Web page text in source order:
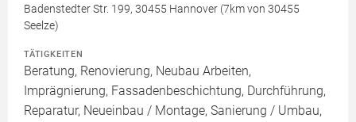
Badenstedter Str. 199, 30455 Hannover (7km von 30455
Seelze)
TÄTIGKEITEN
Beratung, Renovierung, Neubau Arbeiten,
Imprägnierung, Fassadenbeschichtung, Durchführung,
Reparatur, Neueinbau / Montage, Sanierung / Umbau,